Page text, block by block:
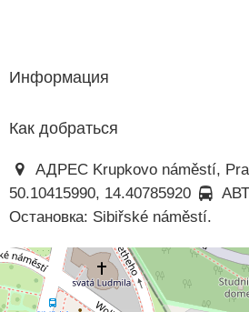
Информация
Как добраться
АДРЕС Krupkovo náměstí,
50.10415990, 14.40785920
Остановка: Sibiřské náměstí.